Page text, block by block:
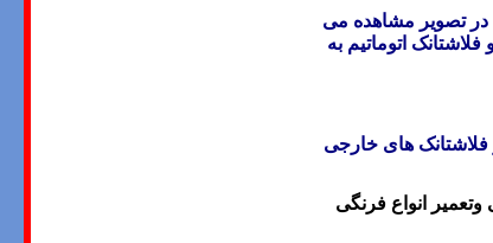
در تصویر مشاهده می
اتوماتیم به
های خارجی
انواع فرنگی